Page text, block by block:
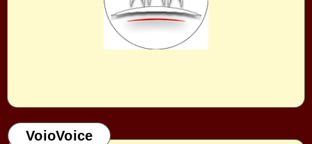
VoioVoice